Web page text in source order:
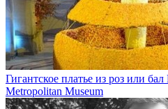
Гигантское платье из роз или
Metropolitan Museum